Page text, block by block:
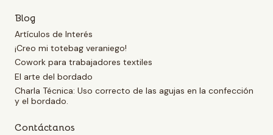
Blog
Artículos de Interés
¡Creo mi totebag veraniego!
Cowork para trabajadores textiles
El arte del bordado
Charla Técnica: Uso correcto de las agujas en la confección
y el bordado.
Contáctanos